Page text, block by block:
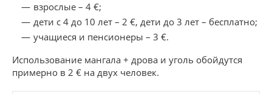
взрослые – 4 €;
дети с 4 до 10 лет – 2 €, дети до 3 лет – бесплатно;
учащиеся и пенсионеры – 3 €.
Использование мангала + дрова и уголь обойдутся
примерно в 2 € на двух человек.